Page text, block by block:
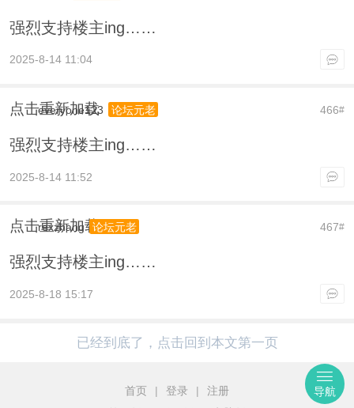
强烈支持楼主ing……
2025-8-14 11:04
点击重新加载 466#
everyone123 论坛元老
强烈支持楼主ing……
2025-8-14 11:52
点击重新加载 467#
rexzhang 论坛元老
强烈支持楼主ing……
2025-8-18 15:17
已经到底了，点击回到本文第一页
首页 | 登录 |
注册
导航